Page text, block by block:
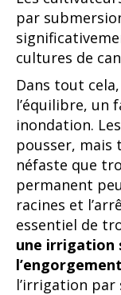
par
cultures de
Dans tout
l’équilibre, un
inondation.
pousser, mais
néfaste que
permanent
racines et
essentiel de
une irrigation
l’engorgement
l’irrigation par